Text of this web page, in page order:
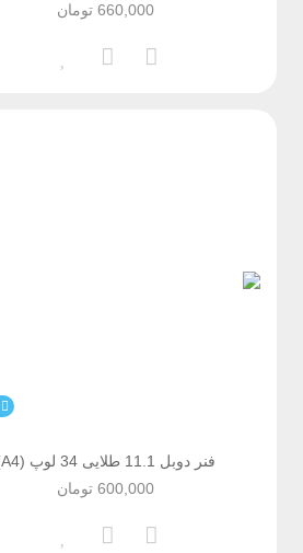
تومان660,000
فنر دوبل 11.1 طلایی 34 لوپ (A4)
تومان600,000